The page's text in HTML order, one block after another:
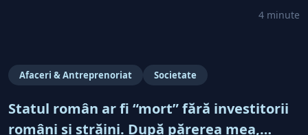
4 minute
Afaceri & Antreprenoriat Societate
Statul român ar fi “mort” fără investitorii
români şi străini. După părerea mea,